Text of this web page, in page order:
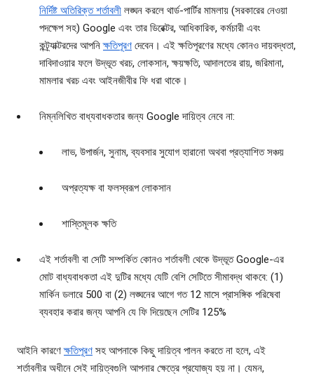
নির্দিষ্ট অতিরিক্ত শর্তাবলী লঙ্ঘন করলে থার্ড-পার্টির মামলায় (সরকারের নেওয়া
পদক্ষেপ সহ) Google এবং তার ডিরেক্টর, আধিকারিক, কর্মচারী এবং
কন্ট্র্যাক্টরদের আপনিক্ষতিপূরণ দেবেন। এই ক্ষতিপূরণের মধ্যে কোনও দায়বদ্ধতা,
দাবিদাওয়ার ফলে উদ্ভূত খরচ, লোকসান, ক্ষয়ক্ষতি, আদালতের রায়, জরিমানা,
মামলার খরচ এবং আইনজীবীর ফি ধরা থাকে।
নিম্নলিখিত বাধ্যবাধকতার জন্য Google দায়িত্ব নেবে না:
লাভ, উপার্জন, সুনাম, ব্যবসার সুযোগ হারানো অথবা প্রত্যাশিত সঞ্চয়
অপ্রত্যক্ষ বা ফলস্বরূপ লোকসান
শাস্তিমূলক ক্ষতি
এই শর্তাবলী বা সেটি সম্পর্কিত কোনও শর্তাবলী থেকে উদ্ভূত Google-এর
মোট বাধ্যবাধকতা এই দুটির মধ্যে যেটি বেশি সেটিতে সীমাবদ্ধ থাকবে: (1)
মার্কিন ডলারে 500 বা (2) লঙ্ঘনের আগে গত 12 মাসে প্রাসঙ্গিক পরিষেবা
ব্যবহার করার জন্য আপনি যে ফি দিয়েছেন সেটির 125%
আইনি কারণেক্ষতিপূরণ সহ আপনাকে কিছু দায়িত্ব পালন করতে না হলে, এই
শর্তাবলীর অধীনে সেই দায়িত্বগুলি আপনার ক্ষেত্রে প্রযোজ্য হয় না। যেমন,